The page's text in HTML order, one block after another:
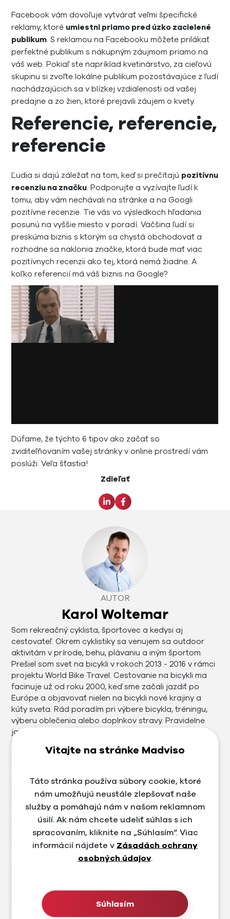
Facebook vám dovoľuje vytvárať veľmi špecifické
reklamy, ktoré umiestni priamo pred úzko zacielené
publikum. S reklamou na Facebooku môžete prilákať
perfektné publikum s nákupným záujmom priamo na
váš web. Pokiaľ ste napríklad kvetinárstvo, za cieľovú
skupinu si zvoľte lokálne publikum pozostávajúce z ľudí
nachádzajúcich sa v blízkej vzdialenosti od vašej
predajne a zo žien, ktoré prejavili záujem o kvety.
Referencie, referencie,
referencie
Ľudia si dajú záležať na tom, keď si prečítajú pozitívnu
recenziu na značku. Podporujte a vyzívajte ľudí k
tomu, aby vám nechávali na stránke a na Googli
pozitívne recenzie. Tie vás vo výsledkoch hľadania
posunú na vyššie miesto v poradí. Väčšina ľudí si
preskúma biznis s ktorým sa chystá obchodovať a
rozhodne sa naklonia značke, ktorá bude mať viac
pozitívnych recenzii ako tej, ktorá nemá žiadne. A
koľko referencií má váš biznis na Google?
Dúfame, že týchto 6 tipov ako začať so
zviditeľňovaním vašej stránky v online prostredí vám
poslúži. Veľa šťastia!
Zdieľať
AUTOR
Karol Woltemar
Som rekreačný cyklista, športovec a kedysi aj
cestovateľ. Okrem cyklistiky sa venujem sa outdoor
aktivitám v prírode, behu, plávaniu a iným športom.
Prešiel som svet na bicykli v rokoch 2013 - 2016 v rámci
projektu World Bike Travel. Cestovanie na bicykli ma
facinuje už od roku 2000, keď sme začali jazdiť po
Európe a objavovať nielen na bicykli nové krajiny a
kúty sveta. Rád poradím pri výbere bicykla, tréningu,
výberu oblečenia alebo doplnkov stravy. Pravidelne
jazdím a trénujem na cestnom bicykli hlavne okolo
Bratislavy a v Rakúsku. Pravidelne chodíme na
bicykloch na výlety, jazdy, preteky po Slovensku a iných
som prešiel aj extrémne preteky ako Istria 300,
Alpenbrevet Platinum Tour, zúčastnil som sa 24
hodinovej jazdy z KE do BA, pravidelne chodím
cyklomaratón Jasná alebo Trnava Rysy. Ročne
najazdím od 6000 do 25000 km. Naše firmy poskytujú
služby v oblastiach ako tvorba e-shopov a
webstránkok, poskytujeme marketingové a e-
commerce služby. Sám som konzultant v oblasti
procesu, audity, analýzy, budgeting a riadenie
projektov. V oblasti mám už viac ako 20 rokov
skúseností. Od roku 2002 sa venujem profesionálne IT,
Vitajte na stránke Madviso
Táto stránka používa súbory cookie, ktoré
nám umožňujú neustále zlepšovať naše
služby a pomáhajú nám v našom reklamnom
úsilí. Ak nám chcete udeliť súhlas s ich
spracovaním, kliknite na „Súhlasím“. Viac
informácií nájdete vZásadách ochrany
osobných údajov.
Súhlasím